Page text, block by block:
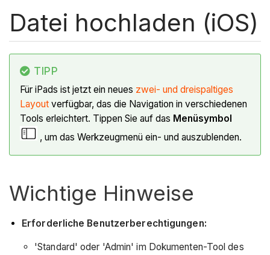
Datei hochladen (iOS)
TIPP
Für iPads ist jetzt ein neues zwei- und dreispaltiges
Layout verfügbar, das die Navigation in verschiedenen
Tools erleichtert. Tippen Sie auf das Menüsymbol
, um das Werkzeugmenü ein- und auszublenden.
Wichtige Hinweise
Erforderliche Benutzerberechtigungen:
'Standard' oder 'Admin' im Dokumenten-Tool des